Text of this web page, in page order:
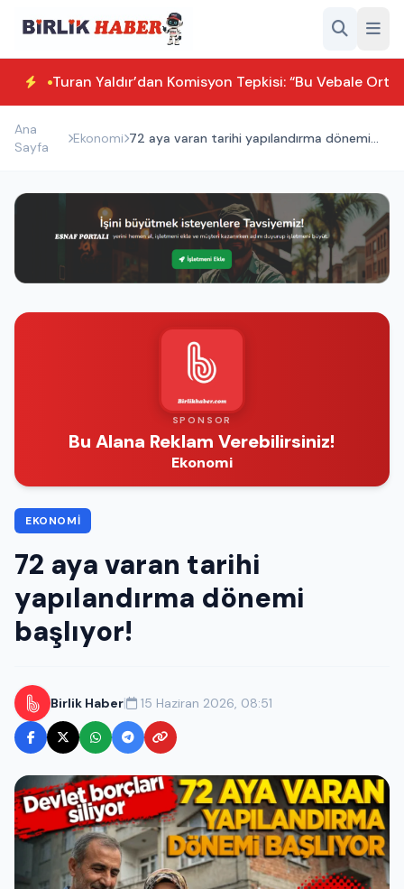
Turan Yaldır’dan Komisyon Tepkisi: “Bu Vebale
Ana
Sayfa
Ekonomi 72 aya varan tarihi yapılandırma dönemi
SPONSOR
Bu Alana Reklam Verebilirsiniz!
Ekonomi
EKONOMI
72 aya varan tarihi
yapılandırma dönemi
başlıyor!
Birlik Haber| 15 Haziran 2026, 08:51